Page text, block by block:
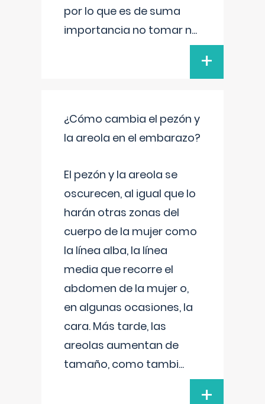
por lo que es de suma
importancia no tomar n...
+
¿Cómo cambia el pezón y
la areola en el embarazo?
El pezón y la areola se
oscurecen, al igual que lo
harán otras zonas del
cuerpo de la mujer como
la línea alba, la línea
media que recorre el
abdomen de la mujer o,
en algunas ocasiones, la
cara. Más tarde, las
areolas aumentan de
tamaño, como tambi...
+